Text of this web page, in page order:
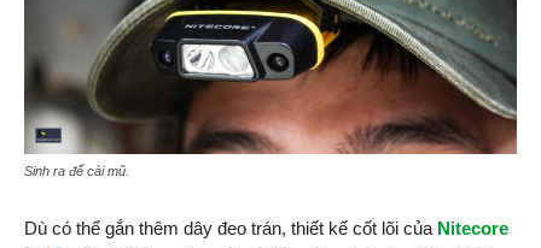
Sinh ra để cài mũ.
Dù có thể gắn thêm dây đeo trán, thiết kế cốt lõi của Nitecore